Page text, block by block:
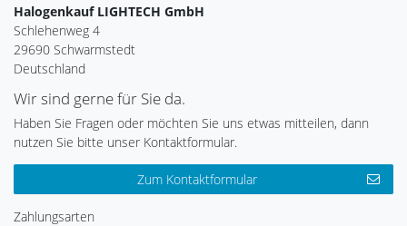
Halogenkauf LIGHTECH GmbH
Schlehenweg 4
29690 Schwarmstedt
Deutschland
Wir sind gerne für Sie da.
Haben Sie Fragen oder möchten Sie uns etwas mitteilen, dann
nutzen Sie bitte unser Kontaktformular.
Zum Kontaktformular
Zahlungsarten